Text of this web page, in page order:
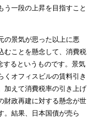
う一段の上昇を目指すこと
の景気が思った以上に悪
むことを懸念して、消費税
するというものです。景気
くオフィスビルの賃料引き
加えて消費税率の引き上げ
財政再建に対する懸念が世
。結果、日本国債が売ら